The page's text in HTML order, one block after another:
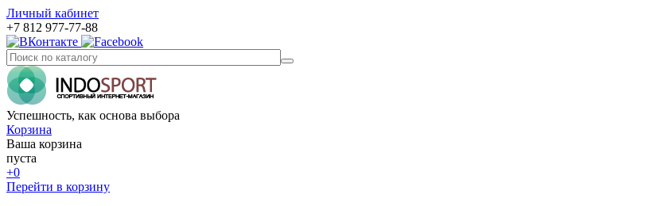
Личный кабинет
+7 812 977-77-88
Успешность, как основа выбора
Корзина
Ваша корзина
пуста
+0
Перейти в корзину